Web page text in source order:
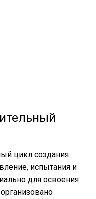
цикл создания
испытания и
для освоения